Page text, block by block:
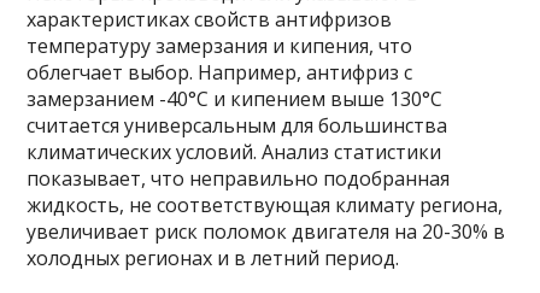
характеристиках свойств антифризов
температуру замерзания и кипения, что
облегчает выбор. Например, антифриз с
замерзанием -40°C и кипением выше 130°C
считается универсальным для большинства
климатических условий. Анализ статистики
показывает, что неправильно подобранная
жидкость, не соответствующая климату региона,
увеличивает риск поломок двигателя на 20-30% в
холодных регионах и в летний период.